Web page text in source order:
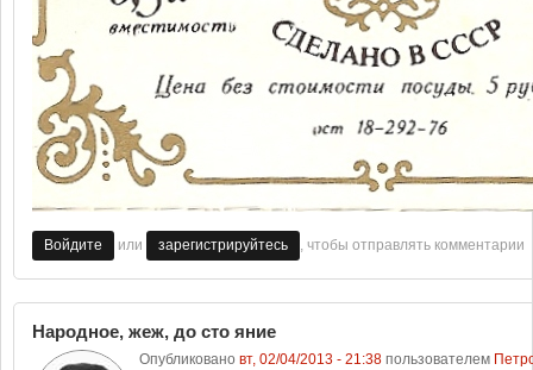
Войдите или зарегистрируйтесь , чтобы отправлять комментарии
Народное, жеж, до сто яние
Опубликовано вт, 02/04/2013 - 21:38пользователем